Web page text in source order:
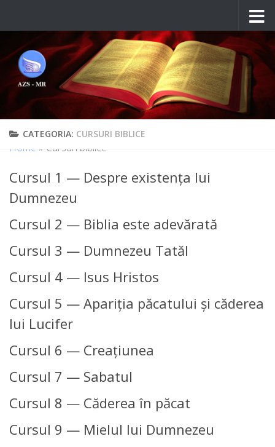
CATEGORIA: CURSURI BIBLICE
Home » Cursuri biblice
Cursul 1 — Despre existenţa lui
Dumnezeu
Cursul 2 — Biblia este adevărată
Cursul 3 — Dumnezeu Tatăl
Cursul 4 — Isus Hristos
Cursul 5 — Apariţia păcatului şi căderea
lui Lucifer
Cursul 6 — Creaţiunea
Cursul 7 — Sabatul
Cursul 8 — Căderea în păcat
Cursul 9 — Mielul lui Dumnezeu